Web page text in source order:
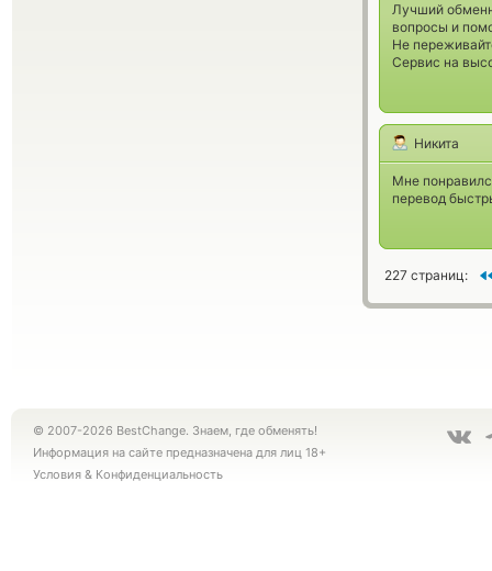
Лучший
вопросы и
Не
Сервис на
Никита
Мне
перевод
227 страниц:
© 2007-2026 BestChange. Знаем, где обменять!
Информация на сайте предназначена для лиц 18+
Условия & Конфиденциальность